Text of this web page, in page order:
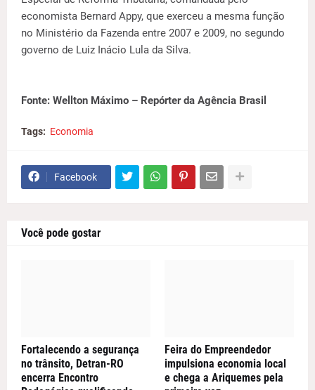
economista Bernard Appy, que exerceu a mesma função
no Ministério da Fazenda entre 2007 e 2009, no segundo
governo de Luiz Inácio Lula da Silva.
Fonte: Wellton Máximo – Repórter da Agência Brasil
Tags: Economia
Facebook
Você pode gostar
Fortalecendo a segurança
no trânsito, Detran-RO
encerra Encontro
Feira do Empreendedor
impulsiona economia local
e chega a Ariquemes pela